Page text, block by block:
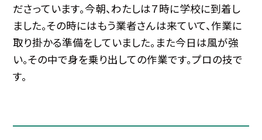
ださっています。今朝、わたしは７時に学校に到着し
ました。その時にはもう業者さんは来ていて、作業に
取り掛かる準備をしていました。また今日は風が強
い。その中で身を乗り出しての作業です。プロの技で
す。